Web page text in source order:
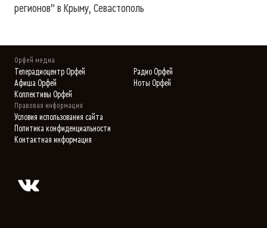
регионов" в Крыму, Севастополь
Орфей медиа
Телерадиоцентр Орфей
Радио Орфей
Афиша Орфей
Ноты Орфей
Коллективы Орфей
Правовая информация
Условия использования сайта
Политика конфиденциальности
Контактная информация